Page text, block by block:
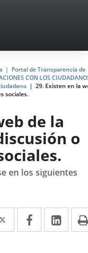
Portal de Transparencia de
CON LOS
29. Existen en la
sociales.
de la
o
en los siguientes
Twitter
Enlace
a
Facebook
Enlace
a
a